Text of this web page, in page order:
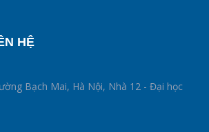
HỆ
Bạch Mai, Hà Nội, Nhà 12 - Đại học